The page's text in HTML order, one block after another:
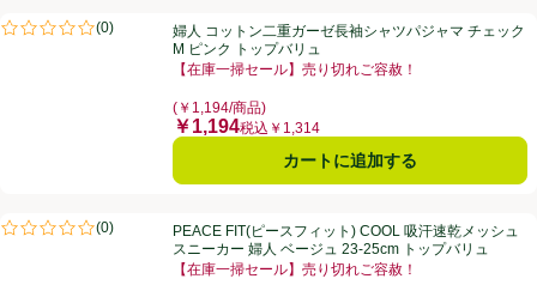
婦人 コットン二重ガーゼ長袖シャツパジャマ チェック M ピンク トッ
(0)
評価は0件のレビューで5点中0.0点。婦人 コットン二重ガーゼ長袖シャツパジャマ チェック
M ピンク トップバリュ
【在庫一掃セール】売り切れご容赦！
(￥1,194/商品)
価格
￥1,194税込￥1,314
カートに追加する
PEACE FIT(ピースフィット) COOL 吸汗速乾メッシュスニーカー 婦
(0)
評価は0件のレビューで5点中0.0点。PEACE FIT(ピースフィット) COOL 吸汗速乾メッシュ
スニーカー 婦人 ベージュ 23-25cm トップバリュ
【在庫一掃セール】売り切れご容赦！